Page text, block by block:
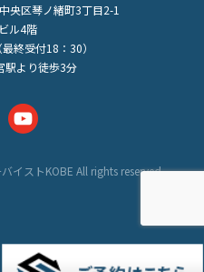
央区琴ノ緒町3丁目2-1
ル4階
終受付18：30）
駅より徒歩3分
イストKOBE All rights reserved.